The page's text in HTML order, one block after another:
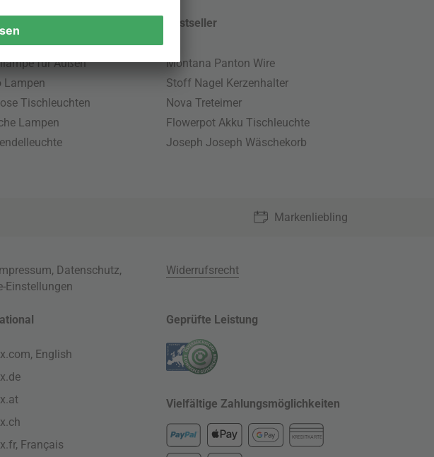
Leuchten
für Außen
Lampen
Tischleuchten
Lampen
Bestseller
Montana Panton Wire
Stoff Nagel Kerzenhalter
Nova Treteimer
Flowerpot Akku Tischleuchte
Joseph Joseph Wäschekorb
Markenliebling
, Datenschutz,
Einstellungen
Widerrufsrecht
English
Français
Geprüfte Leistung
Vielfältige Zahlungsmöglichkeiten
KREDITKARTE